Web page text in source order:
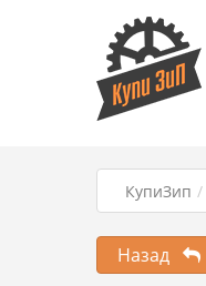
КупиЗип
Назад